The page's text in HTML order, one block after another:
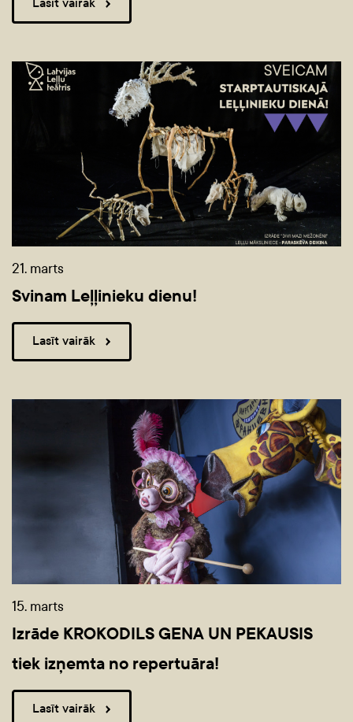
21. marts
Svinam Leļļinieku dienu!
Lasīt vairāk
15. marts
Izrāde KROKODILS GENA UN PEKAUSIS
tiek izņemta no repertuāra!
Lasīt vairāk